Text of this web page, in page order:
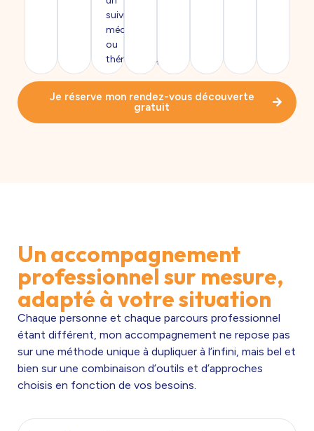
suivi
médical
ou
thérapeutique).
Je réserve mon rendez-vous découverte
gratuit
Un accompagnement
professionnel sur mesure,
adapté à votre situation
Chaque personne et chaque parcours professionnel
étant différent, mon accompagnement ne repose pas
sur une méthode unique à dupliquer à l’infini, mais bel et
bien sur une combinaison d’outils et d’approches
choisis en fonction de vos besoins.